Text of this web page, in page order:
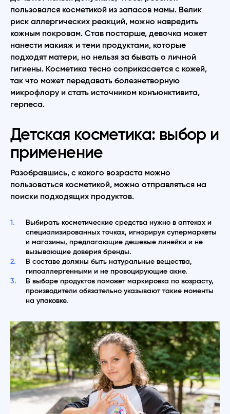
пользовался косметикой из запасов мамы. Велик
риск аллергических реакций, можно навредить
кожным покровам. Став постарше, девочка может
нанести макияж и теми продуктами, которые
подходят матери, но нельзя за бывать о личной
гигиены. Косметика тесно соприкасается с кожей,
так что может передавать болезнетворную
микрофлору и стать источником конъюнктивита,
герпеса.
Детская косметика: выбор и
применение
Разобравшись, с какого возраста можно
пользоваться косметикой, можно отправляться на
поиски подходящих продуктов.
Выбирать косметические средства нужно в аптеках и
специализированных точках, игнорируя супермаркеты
и магазины, предлагающие дешевые линейки и не
вызывающие доверия бренды.
В составе должны быть натуральные вещества,
гипоаллергенными и не провоцирующие акне.
В выборе продуктов поможет маркировка по возрасту,
производители обязательно указывают такие моменты
на упаковке.